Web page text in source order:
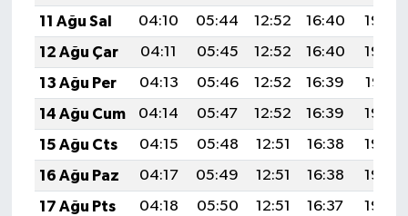
11 Ağu Sal
04:10 05:44 12:52 16:40
19:50
12 Ağu Çar
04:11 05:45 12:52 16:40
19:49
13 Ağu Per
04:13 05:46 12:52 16:39
19:47
14 Ağu Cum
04:14 05:47 12:52 16:39
19:46
15 Ağu Cts
04:15 05:48 12:51 16:38
19:45
16 Ağu Paz
04:17 05:49 12:51 16:38
19:43
17 Ağu Pts
04:18 05:50 12:51 16:37
19:42